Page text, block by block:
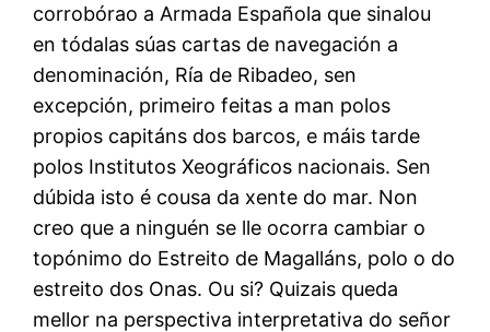
corrobórao a Armada Española que sinalou
en tódalas súas cartas de navegación a
denominación, Ría de Ribadeo, sen
excepción, primeiro feitas a man polos
propios capitáns dos barcos, e máis tarde
polos Institutos Xeográficos nacionais. Sen
dúbida isto é cousa da xente do mar. Non
creo que a ninguén se lle ocorra cambiar o
topónimo do Estreito de Magalláns, polo o do
estreito dos Onas. Ou si? Quizais queda
mellor na perspectiva interpretativa do señor